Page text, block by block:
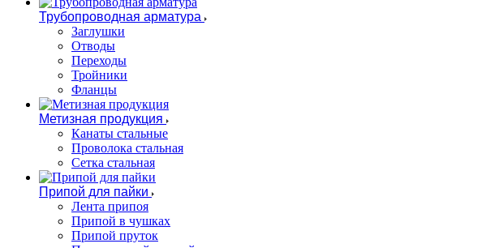
Трубопроводная арматура
Заглушки
Отводы
Переходы
Тройники
Фланцы
Метизная продукция
Канаты стальные
Проволока стальная
Сетка стальная
Припой для пайки
Лента припоя
Припой в чушках
Припой пруток